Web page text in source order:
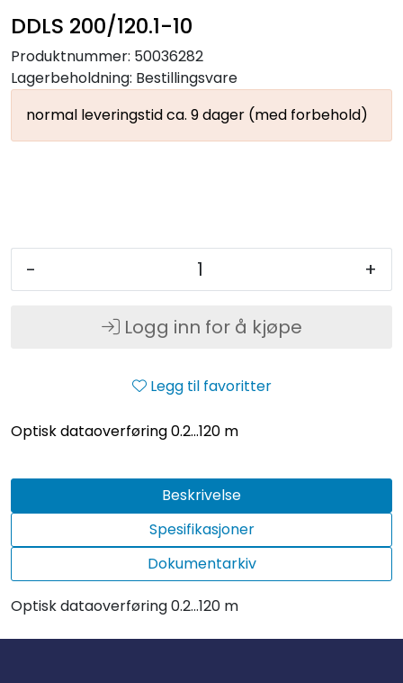
DDLS 200/120.1-10
Produktnummer: 50036282
Lagerbeholdning: Bestillingsvare
normal leveringstid ca. 9 dager (med forbehold)
- +
Logg inn for å kjøpe
Legg til favoritter
Optisk dataoverføring 0.2...120 m
Beskrivelse
Spesifikasjoner
Dokumentarkiv
Optisk dataoverføring 0.2...120 m